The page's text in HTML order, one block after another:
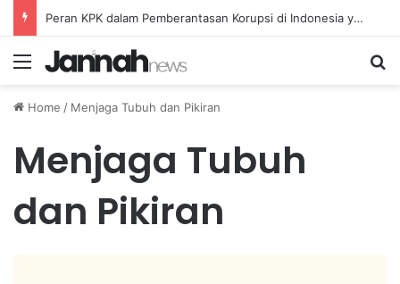
Peran KPK dalam Pemberantasan Korupsi di Indonesia yang Efektif dan Terukur
Menu
Home / Menjaga Tubuh dan Pikiran
Menjaga Tubuh
dan Pikiran